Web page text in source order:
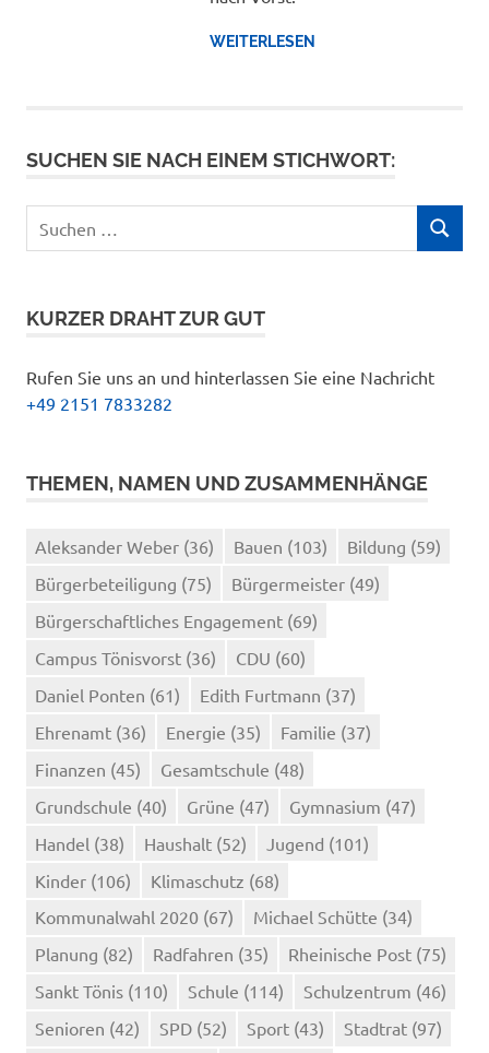
WEITERLESEN
SUCHEN SIE NACH EINEM STICHWORT:
nach:
SUCHEN
KURZER DRAHT ZUR GUT
Rufen Sie uns an und hinterlassen Sie eine Nachricht
+49 2151 7833282
THEMEN, NAMEN UND ZUSAMMENHÄNGE
Aleksander Weber (36) Bauen (103) Bildung (59)
Bürgerbeteiligung (75) Bürgermeister (49)
Bürgerschaftliches Engagement (69)
Campus Tönisvorst (36) CDU (60)
Daniel Ponten (61) Edith Furtmann (37)
Ehrenamt (36) Energie (35) Familie (37)
Finanzen (45) Gesamtschule (48)
Grundschule (40) Grüne (47) Gymnasium (47)
Handel (38) Haushalt (52) Jugend (101)
Kinder (106) Klimaschutz (68)
Kommunalwahl 2020 (67) Michael Schütte (34)
Planung (82) Radfahren (35) Rheinische Post (75)
Sankt Tönis (110) Schule (114) Schulzentrum (46)
Senioren (42) SPD (52) Sport (43) Stadtrat (97)